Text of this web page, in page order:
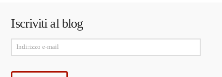
Iscriviti al blog
Indirizzo
e-
mail